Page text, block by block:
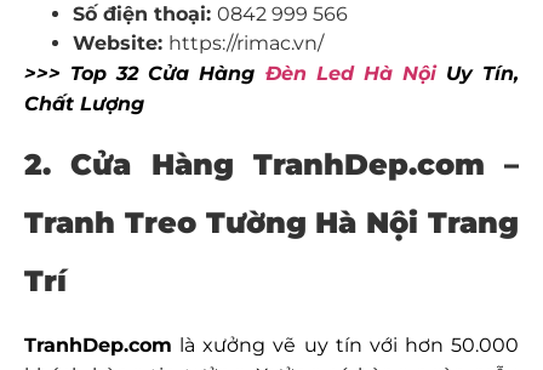
Số điện thoại: 0842 999 566
Website: https://rimac.vn/
>>> Top 32 Cửa Hàng Đèn Led Hà NộiUy Tín,
Chất Lượng
2. Cửa Hàng TranhDep.com –
Tranh Treo Tường Hà Nội Trang
Trí
TranhDep.com là xưởng vẽ uy tín với hơn 50.000